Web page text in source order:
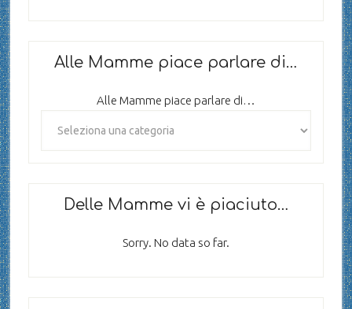
Alle Mamme piace parlare di…
Alle Mamme piace parlare di…
Delle Mamme vi è piaciuto…
Sorry. No data so far.